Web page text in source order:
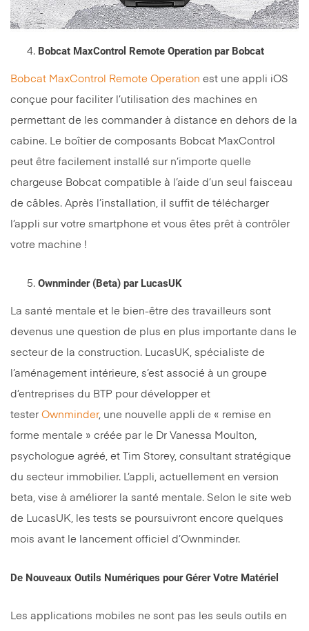
Bobcat MaxControl Remote Operation par Bobcat
Bobcat MaxControl Remote Operation est une appli iOS
conçue pour faciliter l’utilisation des machines en
permettant de les commander à distance en dehors de la
cabine. Le boîtier de composants Bobcat MaxControl
peut être facilement installé sur n’importe quelle
chargeuse Bobcat compatible à l’aide d’un seul faisceau
de câbles. Après l’installation, il suffit de télécharger
l’appli sur votre smartphone et vous êtes prêt à contrôler
votre machine !
Ownminder (Beta) par LucasUK
La santé mentale et le bien-être des travailleurs sont
devenus une question de plus en plus importante dans le
secteur de la construction. LucasUK, spécialiste de
l’aménagement intérieure, s’est associé à un groupe
d’entreprises du BTP pour développer et
tester Ownminder, une nouvelle appli de « remise en
forme mentale » créée par le Dr Vanessa Moulton,
psychologue agréé, et Tim Storey, consultant stratégique
du secteur immobilier. L’appli, actuellement en version
beta, vise à améliorer la santé mentale. Selon le site web
de LucasUK, les tests se poursuivront encore quelques
mois avant le lancement officiel d’Ownminder.
De Nouveaux Outils Numériques pour Gérer Votre Matériel
Les applications mobiles ne sont pas les seuls outils en